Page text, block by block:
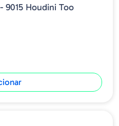
9015 Houdini Too